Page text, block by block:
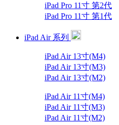
iPad Pro 11寸 第2代
iPad Pro 11寸 第1代
iPad Air 系列
iPad Air 13寸(M4)
iPad Air 13寸(M3)
iPad Air 13寸(M2)
iPad Air 11寸(M4)
iPad Air 11寸(M3)
iPad Air 11寸(M2)